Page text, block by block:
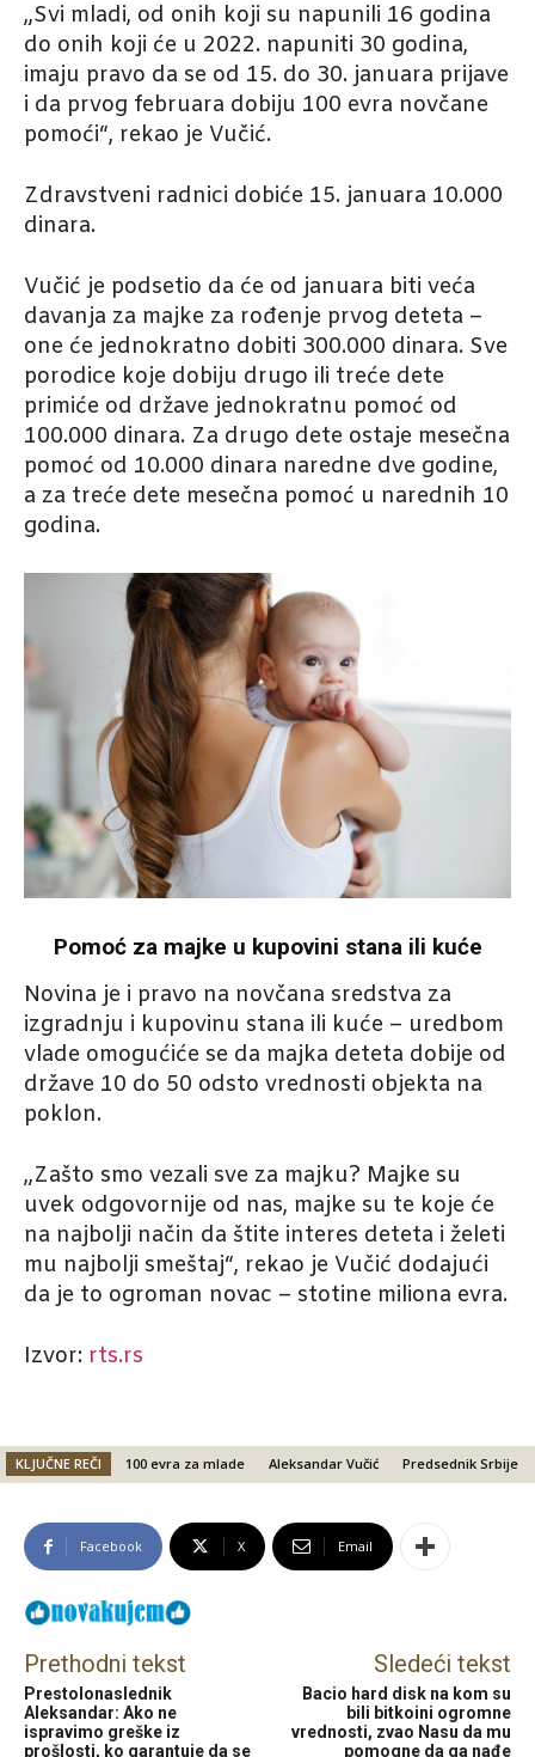
„Svi mladi, od onih koji su napunili 16 godina
do onih koji će u 2022. napuniti 30 godina,
imaju pravo da se od 15. do 30. januara prijave
i da prvog februara dobiju 100 evra novčane
pomoći“, rekao je Vučić.
Zdravstveni radnici dobiće 15. januara 10.000
dinara.
Vučić je podsetio da će od januara biti veća
davanja za majke za rođenje prvog deteta –
one će jednokratno dobiti 300.000 dinara. Sve
porodice koje dobiju drugo ili treće dete
primiće od države jednokratnu pomoć od
100.000 dinara. Za drugo dete ostaje mesečna
pomoć od 10.000 dinara naredne dve godine,
a za treće dete mesečna pomoć u narednih 10
godina.
Pomoć za majke u kupovini stana ili kuće
Novina je i pravo na novčana sredstva za
izgradnju i kupovinu stana ili kuće – uredbom
vlade omogućiće se da majka deteta dobije od
države 10 do 50 odsto vrednosti objekta na
poklon.
„Zašto smo vezali sve za majku? Majke su
uvek odgovornije od nas, majke su te koje će
na najbolji način da štite interes deteta i želeti
mu najbolji smeštaj“, rekao je Vučić dodajući
da je to ogroman novac – stotine miliona evra.
Izvor: rts.rs
KLJUČNE REČI 100 evra za mlade Aleksandar Vučić Predsednik Srbije
Facebook X Email
Prethodni tekst
Prestolonaslednik
Aleksandar: Ako ne
ispravimo greške iz
prošlosti, ko garantuje da se
Sledeći tekst
Bacio hard disk na kom su
bili bitkoini ogromne
vrednosti, zvao Nasu da mu
pomogne da ga nađe